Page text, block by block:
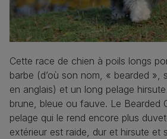
Cette race de chien à poils longs
barbe (d’où son nom, « bearded »,
en anglais) et un long pelage
brune, bleue ou fauve. Le Bearded
pelage qui le rend encore plus
extérieur est raide, dur et hirsute et